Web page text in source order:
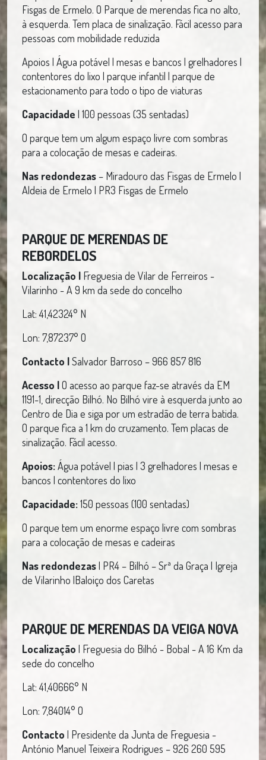
Fisgas de Ermelo. O Parque de merendas fica no alto,
à esquerda. Tem placa de sinalização. Fácil acesso para
pessoas com mobilidade reduzida
Apoios | Água potável | mesas e bancos | grelhadores |
contentores do lixo | parque infantil | parque de
estacionamento para todo o tipo de viaturas
Capacidade | 100 pessoas (35 sentadas)
O parque tem um algum espaço livre com sombras
para a colocação de mesas e cadeiras.
Nas redondezas – Miradouro das Fisgas de Ermelo |
Aldeia de Ermelo | PR3 Fisgas de Ermelo
PARQUE DE MERENDAS DE
REBORDELOS
Localização | Freguesia de Vilar de Ferreiros -
Vilarinho - A 9 km da sede do concelho
Lat: 41,42324° N
Lon: 7,87237° O
Contacto |Salvador Barroso – 966 857 816
Acesso |O acesso ao parque faz-se através da EM
1191-1, direcção Bilhó. No Bilhó vire à esquerda junto ao
Centro de Dia e siga por um estradão de terra batida.
O parque fica a 1 km do cruzamento. Tem placas de
sinalização. Fácil acesso.
Apoios:Água potável | pias | 3 grelhadores | mesas e
bancos | contentores do lixo
Capacidade:150 pessoas (100 sentadas)
O parque tem um enorme espaço livre com sombras
para a colocação de mesas e cadeiras
Nas redondezas| PR4 – Bilhó – Srª da Graça | Igreja
de Vilarinho |Baloiço dos Caretas
PARQUE DE MERENDAS DA VEIGA NOVA
Localização | Freguesia do Bilhó - Bobal - A 16 Km da
sede do concelho
Lat: 41,40666° N
Lon: 7,84014° O
Contacto | Presidente da Junta de Freguesia -
António Manuel Teixeira Rodrigues – 926 260 595